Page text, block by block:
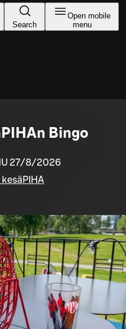
Search
Open mobile
menu
Bingo
27/8/2026